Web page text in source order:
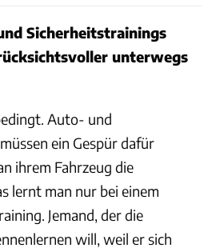
Sicherheitstrainings
unterwegs
Auto- und
ein Gespür dafür
ihrem Fahrzeug die
lernt man nur bei einem
Jemand, der die
will, weil er sich